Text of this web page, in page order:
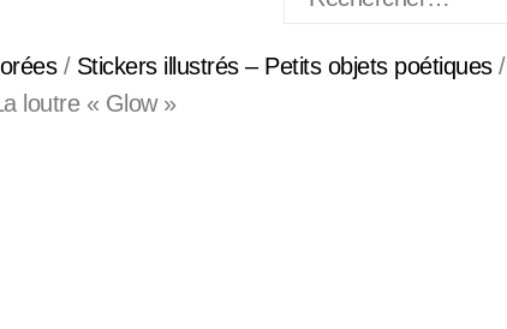
/ Stickers illustrés – Petits objets poétiques/
loutre « Glow »